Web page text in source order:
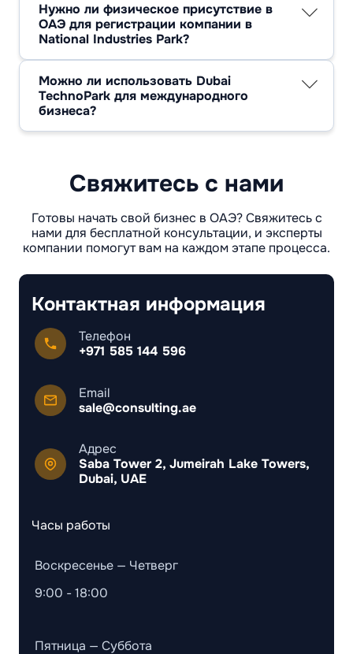
компанией без необходимости местного
партнера.
Нужно ли физическое присутствие в
ОАЭ для регистрации компании в
National Industries Park?
условие для получения лицензии и открытия
банковского счета.
Можно ли использовать Dubai
TechnoPark для международного
бизнеса?
при соблюдении налогового и комплаенс-
регулирования.
Свяжитесь с нами
Готовы начать свой бизнес в ОАЭ? Свяжитесь с
нами для бесплатной консультации, и эксперты
компании помогут вам на каждом этапе процесса.
Контактная информация
Телефон
+971 585 144 596
Email
sale@consulting.ae
Адрес
Saba Tower 2, Jumeirah Lake Towers,
Dubai, UAE
Часы работы
Воскресенье — Четверг
9:00 - 18:00
Пятница — Суббота